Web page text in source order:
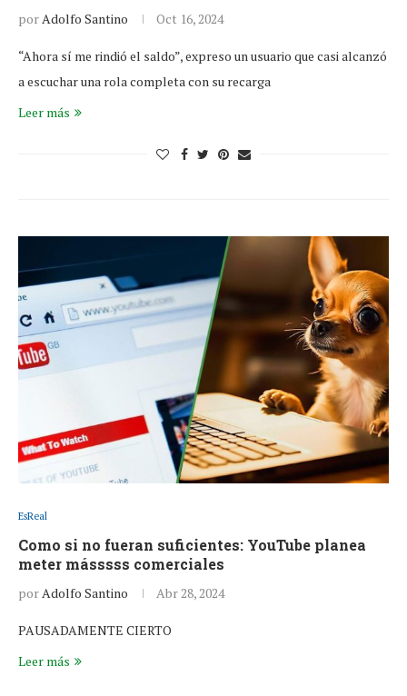
porAdolfo Santino Oct 16, 2024
“Ahora sí me rindió el saldo”, expreso un usuario que casi alcanzó
a escuchar una rola completa con su recarga
Leer más
EsReal
Como si no fueran suficientes: YouTube planea
meter másssss comerciales
porAdolfo Santino Abr 28, 2024
PAUSADAMENTE CIERTO
Leer más